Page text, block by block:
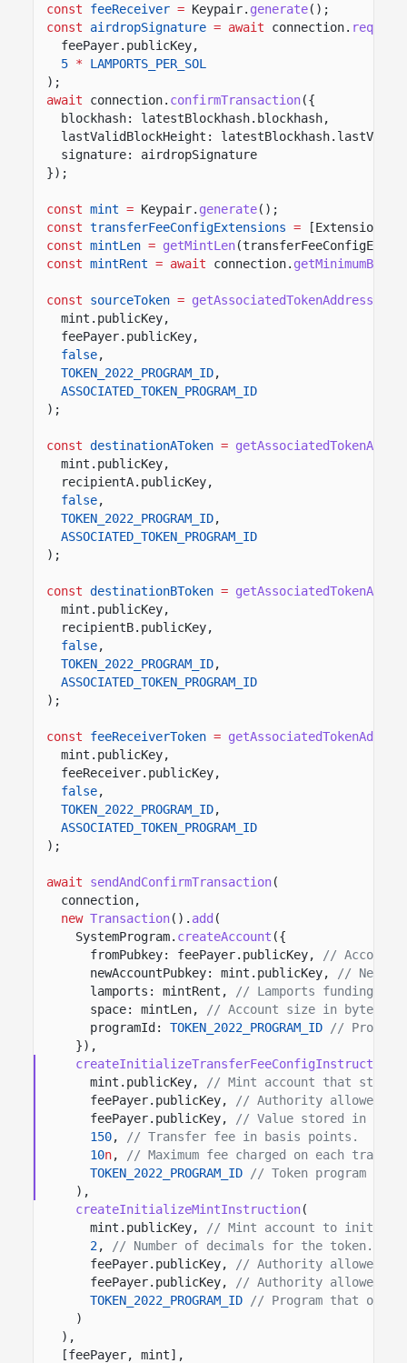
const
feeReceiver = Keypair. generate();
const
airdropSignature = await connection.
feePayer.publicKey,
5 *
LAMPORTS_PER_SOL
);
await
connection. confirmTransaction({
blockhash: latestBlockhash.blockhash,
lastValidBlockHeight:
signature: airdropSignature
});
const mint = Keypair. generate();
const transferFeeConfigExtensions =
const mintLen = getMintLen
const mintRent = await connection.
const sourceToken = getAssociatedTokenAddressSync
mint.publicKey,
feePayer.publicKey,
false,
TOKEN_2022_PROGRAM_ID,
ASSOCIATED_TOKEN_PROGRAM_ID
);
const destinationAToken =
mint.publicKey,
recipientA.publicKey,
false,
TOKEN_2022_PROGRAM_ID,
ASSOCIATED_TOKEN_PROGRAM_ID
);
const destinationBToken =
mint.publicKey,
recipientB.publicKey,
false,
TOKEN_2022_PROGRAM_ID,
ASSOCIATED_TOKEN_PROGRAM_ID
);
const feeReceiverToken =
mint.publicKey,
feeReceiver.publicKey,
false,
TOKEN_2022_PROGRAM_ID,
ASSOCIATED_TOKEN_PROGRAM_ID
);
await sendAndConfirmTransaction(
connection,
new Transaction(). add (
SystemProgram. createAccount ({
fromPubkey: feePayer.publicKey,
// Account
newAccountPubkey: mint.publicKey,
// New
lamports: mintRent,
// Lamports funding
space: mintLen,
// Account size in bytes
programId:
TOKEN_2022_PROGRAM_ID
//
}),
createInitializeTransferFeeConfigInstruction
mint.publicKey,
// Mint account that stores
feePayer.publicKey,
// Authority allowed
feePayer.publicKey,
// Value stored in the
150,
// Transfer fee in basis points.
10n,
// Maximum fee charged on each
TOKEN_2022_PROGRAM_ID
// Token program
),
createInitializeMintInstruction(
mint.publicKey,
// Mint account to
2,
// Number of decimals for the token.
feePayer.publicKey,
// Authority allowed to
feePayer.publicKey,
// Authority allowed to
TOKEN_2022_PROGRAM_ID
// Program that owns
)
),
[feePayer, mint],